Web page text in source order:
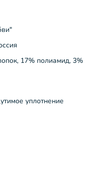
17% полиамид, 3%
уплотнение